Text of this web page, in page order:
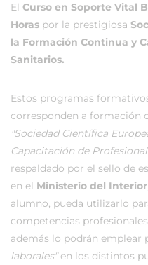
El Curso en Soporte Vital
Horas por la prestigiosa
la Formación Continua y
Sanitarios.
Estos programas
corresponden a formación
"Sociedad Científica
Capacitación de
respaldado por el sello de
en el Ministerio del Interior
alumno, pueda utilizarlo
competencias
además lo podrán emplear
laborales"en los distintos